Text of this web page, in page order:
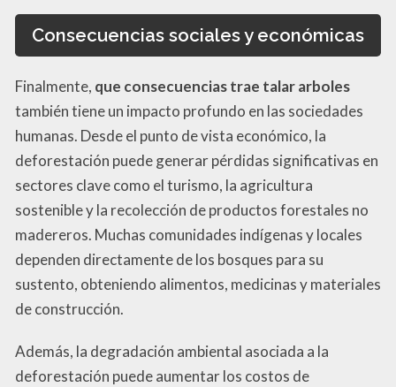
Consecuencias sociales y económicas
Finalmente, que consecuencias trae talar arboles
también tiene un impacto profundo en las sociedades
humanas. Desde el punto de vista económico, la
deforestación puede generar pérdidas significativas en
sectores clave como el turismo, la agricultura
sostenible y la recolección de productos forestales no
madereros. Muchas comunidades indígenas y locales
dependen directamente de los bosques para su
sustento, obteniendo alimentos, medicinas y materiales
de construcción.
Además, la degradación ambiental asociada a la
deforestación puede aumentar los costos de